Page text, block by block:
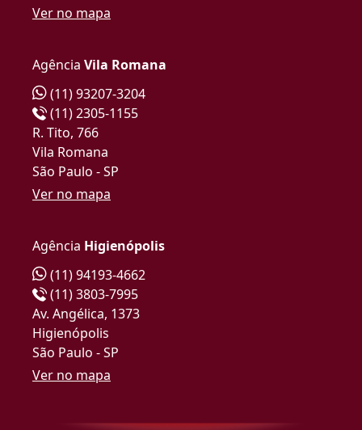
Ver no mapa
Agência Vila Romana
(11) 93207-3204
(11) 2305-1155
R. Tito, 766
Vila Romana
São Paulo - SP
Ver no mapa
Agência Higienópolis
(11) 94193-4662
(11) 3803-7995
Av. Angélica, 1373
Higienópolis
São Paulo - SP
Ver no mapa